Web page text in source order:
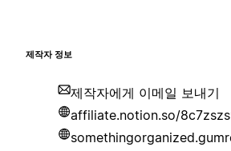
제작자 정보
제작자에게 이메일 보내기
affiliate.notion.so/